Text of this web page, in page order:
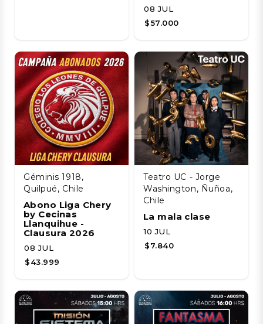
08 JUL
$57.000
Géminis 1918,
Quilpué, Chile
Abono Liga Chery
by Cecinas
Llanquihue -
Clausura 2026
08 JUL
$43.999
Teatro UC - Jorge
Washington, Ñuñoa,
Chile
La mala clase
10 JUL
$7.840